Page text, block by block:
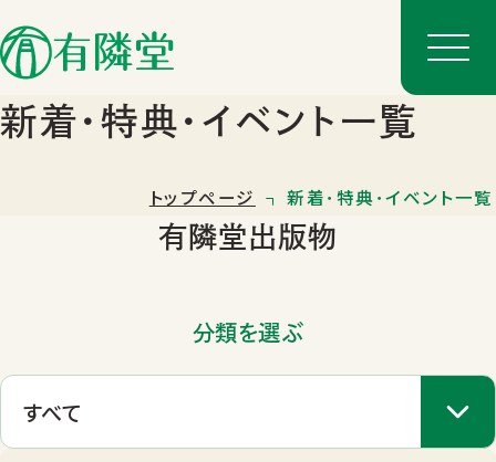
店舗一覧
新着･特典･イベント一覧
トップページ 新着･特典･イベント一覧
有隣堂出版物
分類を選ぶ